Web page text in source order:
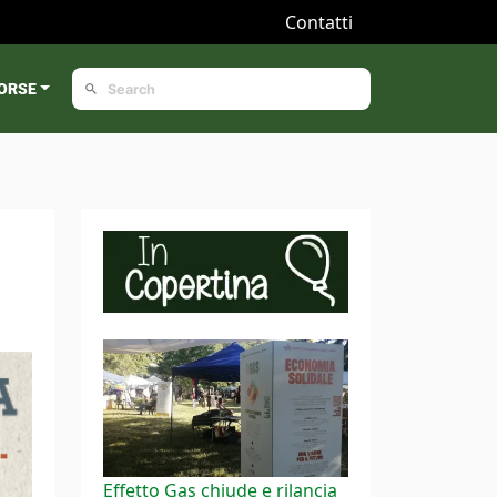
Contatti
Effetto Gas chiude e rilancia